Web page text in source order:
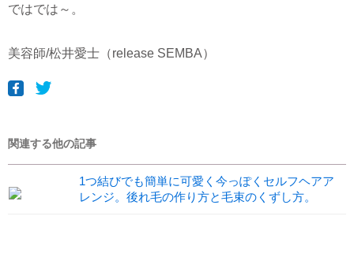
ではでは～。
美容師/松井愛士（release SEMBA）
関連する他の記事
1つ結びでも簡単に可愛く今っぽくセルフヘアア
レンジ。後れ毛の作り方と毛束のくずし方。